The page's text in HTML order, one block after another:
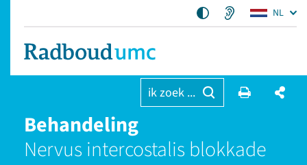
NL
ik zoek ...
Behandeling
Nervus intercostalis blokkade